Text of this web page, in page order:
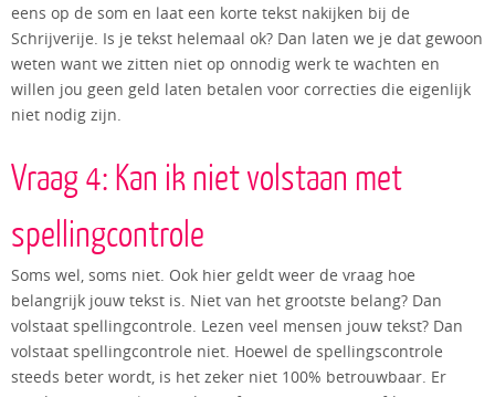
eens op de som en laat een korte tekst nakijken bij de
Schrijverije. Is je tekst helemaal ok? Dan laten we je dat gewoon
weten want we zitten niet op onnodig werk te wachten en
willen jou geen geld laten betalen voor correcties die eigenlijk
niet nodig zijn.
Vraag 4: Kan ik niet volstaan met
spellingcontrole
Soms wel, soms niet. Ook hier geldt weer de vraag hoe
belangrijk jouw tekst is. Niet van het grootste belang? Dan
volstaat spellingcontrole. Lezen veel mensen jouw tekst? Dan
volstaat spellingcontrole niet. Hoewel de spellingscontrole
steeds beter wordt, is het zeker niet 100% betrouwbaar. Er